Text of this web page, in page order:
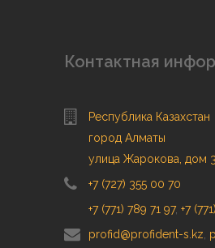
Контактная
Республика Казахстан
город Алматы
улица Жарокова, дом
+7 (727) 355 00 70
+7 (771) 789 71 97, +7
profid@profident-s.kz